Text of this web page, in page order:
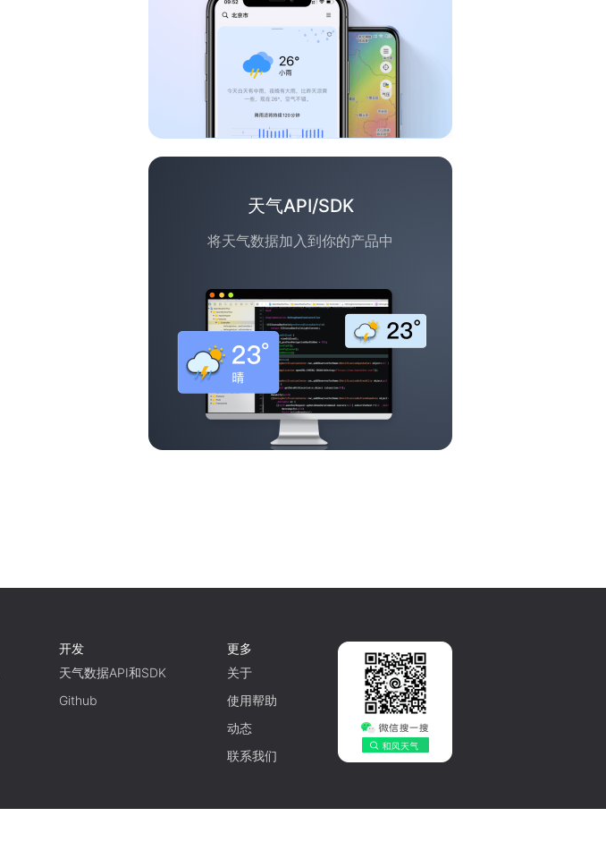
天气API/SDK
将天气数据加入到你的产品中
开发
天气数据API和SDK
Github
更多
关于
使用帮助
动态
联系我们